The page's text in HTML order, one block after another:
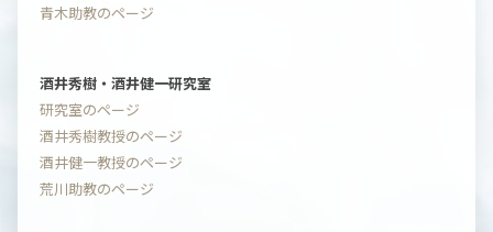
青木助教のページ
酒井秀樹・酒井健一研究室
研究室のページ
酒井秀樹教授のページ
酒井健一教授のページ
荒川助教のページ